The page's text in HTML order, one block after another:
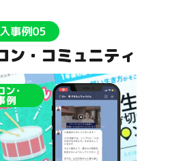
事例05
ン・コミュニティ